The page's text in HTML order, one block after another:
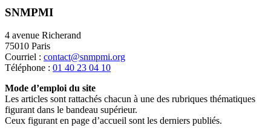
SNMPMI
4 avenue Richerand
75010 Paris
Courriel : contact@snmpmi.org
Téléphone : 01 40 23 04 10
Mode d’emploi du site
Les articles sont rattachés chacun à une des rubriques thématiques
figurant dans le bandeau supérieur.
Ceux figurant en page d’accueil sont les derniers publiés.